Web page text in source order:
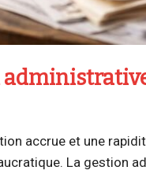
accrue et une
La gestion